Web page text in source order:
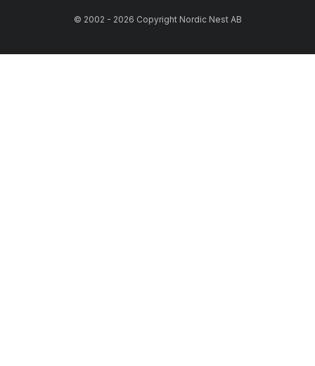
© 2002 - 2026 Copyright Nordic Nest AB